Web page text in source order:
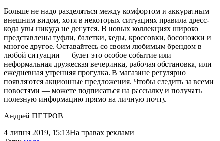
Больше не надо разделяться между комфортом и аккуратным
внешним видом, хотя в некоторых ситуациях правила дресс-
кода увы никуда не денутся. В новых коллекциях широко
представлены туфли, балетки, кеды, кроссовки, босоножки и
многое другое. Оставайтесь со своим любимым брендом в
любой ситуации — будет это особое событие или
неформальная дружеская вечеринка, рабочая обстановка, или
ежедневная утренняя прогулка. В магазине регулярно
появляются акционные предложения. Чтобы следить за всеми
новостями — можете подписаться на рассылку и получать
полезную информацию прямо на личную почту.
Андрей ПЕТРОВ
4 липня 2019, 15:13На правах реклами